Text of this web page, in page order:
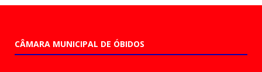
CÂMARA MUNICIPAL DE ÓBIDOS